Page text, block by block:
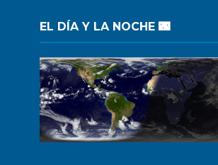
EL DÍA Y LA NOCHE 🌃